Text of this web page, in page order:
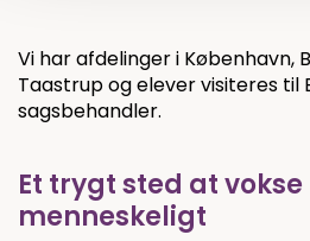
Vi har afdelinger i København,
Taastrup og elever visiteres til
sagsbehandler.
Et trygt sted at
menneskeligt